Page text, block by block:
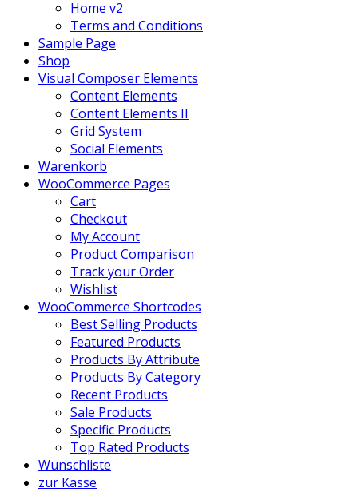
Home v2
Terms and Conditions
Sample Page
Shop
Visual Composer Elements
Content Elements
Content Elements II
Grid System
Social Elements
Warenkorb
WooCommerce Pages
Cart
Checkout
My Account
Product Comparison
Track your Order
Wishlist
WooCommerce Shortcodes
Best Selling Products
Featured Products
Products By Attribute
Products By Category
Recent Products
Sale Products
Specific Products
Top Rated Products
Wunschliste
zur Kasse